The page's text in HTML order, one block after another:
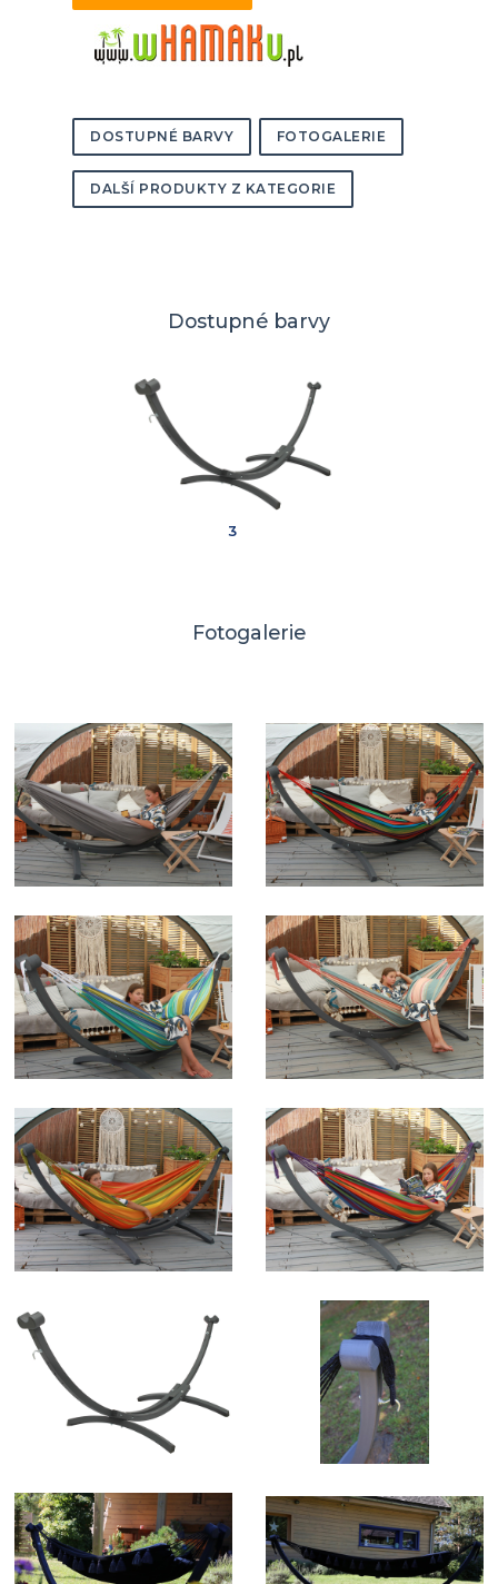
DOSTUPNÉ BARVY FOTOGALERIE
DALŠÍ PRODUKTY Z KATEGORIE
Dostupné barvy
3
Fotogalerie